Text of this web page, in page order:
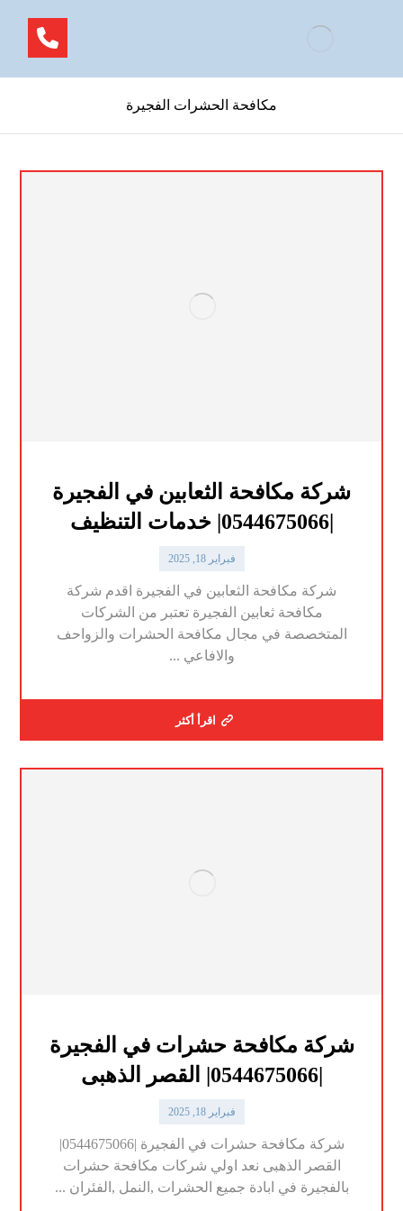
مكافحة الحشرات الفجيرة
شركة مكافحة الثعابين في الفجيرة
|0544675066| خدمات التنظيف
فبراير 18, 2025
شركة مكافحة الثعابين في الفجيرة اقدم شركة
مكافحة ثعابين الفجيرة تعتبر من الشركات
المتخصصة في مجال مكافحة الحشرات والزواحف
والافاعي ...
اقرأ أكثر
شركة مكافحة حشرات في الفجيرة
|0544675066| القصر الذهبى
فبراير 18, 2025
شركة مكافحة حشرات في الفجيرة |0544675066|
القصر الذهبى نعد اولي شركات مكافحة حشرات
بالفجيرة في ابادة جميع الحشرات ,النمل ,الفئران ...